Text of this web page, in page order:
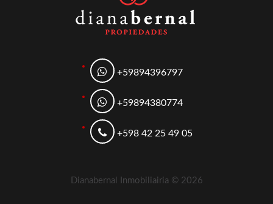
+59894396797
+59894380774
+598 42 25 49 05
Dianabernal Inmobiliairia © 2026